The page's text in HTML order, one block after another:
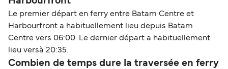
Le premier départ en ferry entre Batam Centre et
Harbourfront a habituellement lieu depuis Batam
Centre vers 06:00. Le dernier départ a habituellement
lieu versà 20:35.
Combien de temps dure la traversée en ferry